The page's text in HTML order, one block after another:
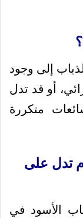
إلى وجود
أو قد تدل
متكررة
تدل على
الأسود في